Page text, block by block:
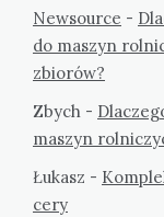
Newsource -
do maszyn
zbiorów?
Zbych -
maszyn
Łukasz -
cery